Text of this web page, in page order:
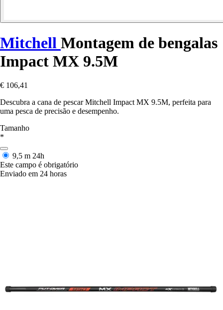
Mitchell Montagem de bengalas
Impact MX 9.5M
€ 106,41
Descubra a cana de pescar Mitchell Impact MX 9.5M, perfeita para
uma pesca de precisão e desempenho.
Tamanho
*
9,5 m 24h
Este campo é obrigatório
Enviado em 24 horas